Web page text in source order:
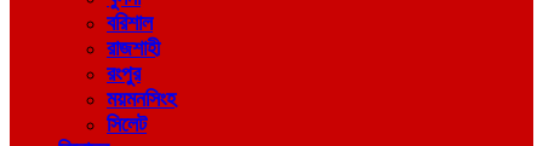
বরিশাল
রাজশাহী
রংপুর
ময়মনসিংহ
সিলেট